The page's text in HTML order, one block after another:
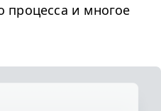
процесса и многое